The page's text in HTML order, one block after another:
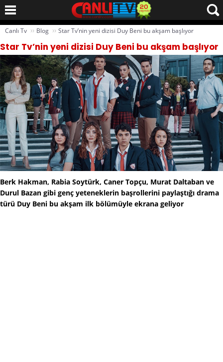
Canlı Tv ›› Blog ›› Star Tv’nin yeni dizisi Duy Beni bu akşam başlıyor
Star Tv’nin yeni dizisi Duy Beni bu akşam başlıyor
Berk Hakman, Rabia Soytürk, Caner Topçu, Murat Daltaban ve
Durul Bazan gibi genç yeteneklerin başrollerini paylaştığı drama
türü Duy Beni bu akşam ilk bölümüyle ekrana geliyor